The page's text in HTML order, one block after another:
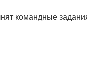
командные